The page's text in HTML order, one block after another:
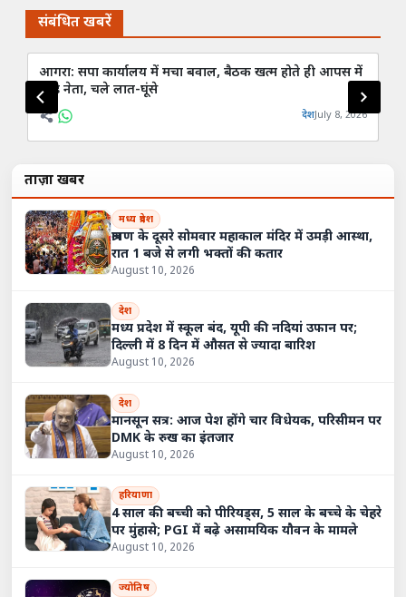
संबंधित खबरें
आगरा: सपा कार्यालय में मचा बवाल, बैठक खत्म होते ही आपस में
भिड़े नेता, चले लात-घूंसे
देशJuly 8, 2026
ताज़ा खबरें
मध्य प्रदेश
श्रावण के दूसरे सोमवार महाकाल मंदिर में उमड़ी आस्था,
रात 1 बजे से लगी भक्तों की कतार
August 10, 2026
देश
मध्य प्रदेश में स्कूल बंद, यूपी की नदियां उफान पर;
दिल्ली में 8 दिन में औसत से ज्यादा बारिश
August 10, 2026
देश
मानसून सत्र: आज पेश होंगे चार विधेयक, परिसीमन पर
DMK के रुख का इंतजार
August 10, 2026
हरियाणा
4 साल की बच्ची को पीरियड्स, 5 साल के बच्चे के चेहरे
पर मुंहासे; PGI में बढ़े असामयिक यौवन के मामले
August 10, 2026
ज्योतिष